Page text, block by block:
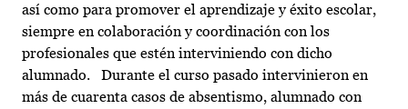
así como para promover el aprendizaje y éxito escolar,
siempre en colaboración y coordinación con los
profesionales que estén interviniendo con dicho
alumnado. Durante el curso pasado intervinieron en
más de cuarenta casos de absentismo, alumnado con